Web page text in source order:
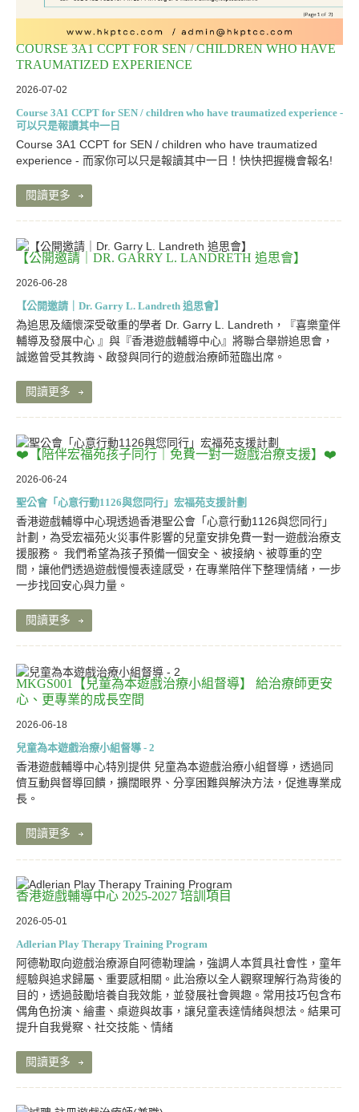
COURSE 3A1 CCPT FOR SEN / CHILDREN WHO HAVE
TRAUMATIZED EXPERIENCE
2026-07-02
Course 3A1 CCPT for SEN / children who have traumatized experience -
可以只是報讀其中一日
Course 3A1 CCPT for SEN / children who have traumatized
experience - 而家你可以只是報讀其中一日！快快把握機會報名!
閱讀更多
【公開邀請｜DR. GARRY L. LANDRETH 追思會】
2026-06-28
【公開邀請｜Dr. Garry L. Landreth 追思會】
為追思及緬懷深受敬重的學者 Dr. Garry L. Landreth，『喜樂童伴
輔導及發展中心 』與『香港遊戲輔導中心』將聯合舉辦追思會，
誠邀曾受其教誨、啟發與同行的遊戲治療師蒞臨出席。
閱讀更多
❤️【陪伴宏福苑孩子同行｜免費一對一遊戲治療支援】❤️
2026-06-24
聖公會「心意行動1126與您同行」宏福苑支援計劃
香港遊戲輔導中心現透過香港聖公會「心意行動1126與您同行」
計劃，為受宏福苑火災事件影響的兒童安排免費一對一遊戲治療支
援服務。 我們希望為孩子預備一個安全、被接納、被尊重的空
間，讓他們透過遊戲慢慢表達感受，在專業陪伴下整理情緒，一步
一步找回安心與力量。
閱讀更多
MKGS001【兒童為本遊戲治療小組督導】 給治療師更安
心、更專業的成長空間
2026-06-18
兒童為本遊戲治療小組督導 - 2
香港遊戲輔導中心特別提供 兒童為本遊戲治療小組督導，透過同
儕互動與督導回饋，擴闊眼界、分享困難與解決方法，促進專業成
長。
閱讀更多
香港遊戲輔導中心 2025-2027 培訓項目
2026-05-01
Adlerian Play Therapy Training Program
阿德勒取向遊戲治療源自阿德勒理論，強調人本質具社會性，童年
經驗與追求歸屬、重要感相關。此治療以全人觀察理解行為背後的
目的，透過鼓勵培養自我效能，並發展社會興趣。常用技巧包含布
偶角色扮演、繪畫、桌遊與故事，讓兒童表達情緒與想法。結果可
提升自我覺察、社交技能、情緒
閱讀更多